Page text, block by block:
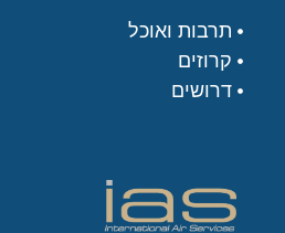
תרבות ואוכל
קרוזים
דרושים